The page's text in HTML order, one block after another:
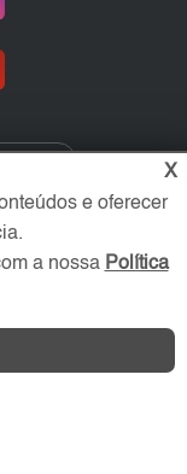
Contatar
X
e oferecer
a nossa Política